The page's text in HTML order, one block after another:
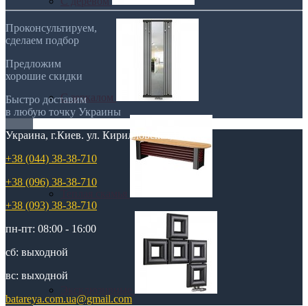
С зеркалом
Проконсультируем,
сделаем подбор
Предложим
хорошие скидки
Быстро доставим
в любую точку Украины
Украина, г.Киев. ул. Кирилловская,160А
+38 (044) 38-38-710
+38 (096) 38-38-710
+38 (093) 38-38-710
пн-пт: 08:00 - 16:00
сб: выходной
вс: выходной
batareya.com.ua@gmail.com